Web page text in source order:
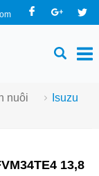
nuôi
Isuzu
13,8